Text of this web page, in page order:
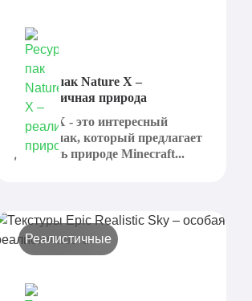
Ресурс-пак Nature X –
реалистичная природа
Nature X - это интересный
ресурс-пак, который предлагает
добавить природе Minecraft...
Реалистичные